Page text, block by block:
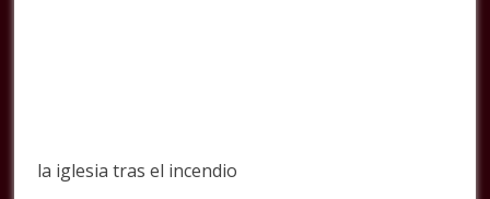
la iglesia tras el incendio